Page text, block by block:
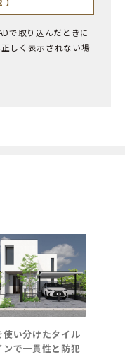
で取り込んだときに
しく表示されない場
分けたタイル
一貫性と防犯